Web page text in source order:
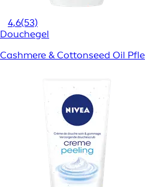
4,6(53)
Douchegel
Cashmere & Cottonseed Oil